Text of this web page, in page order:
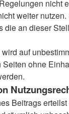
nicht
weiter
die an dieser
auf
ohne
Beitrags